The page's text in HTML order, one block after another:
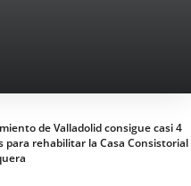
de Valladolid consigue casi 4
para rehabilitar la Casa Consistorial